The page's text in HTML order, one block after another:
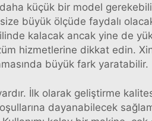
küçük bir model
büyük ölçüde faydalı
kalacak ancak yine de
hizmetlerine dikkat edin.
büyük fark yaratabilir.
İlk olarak geliştirme
dayanabilecek